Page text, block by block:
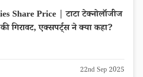
Share Price | टाटा टेक्नोलॉजीज
गिरावट, एक्सपर्ट्स ने क्या कहा?
22nd Sep 2025